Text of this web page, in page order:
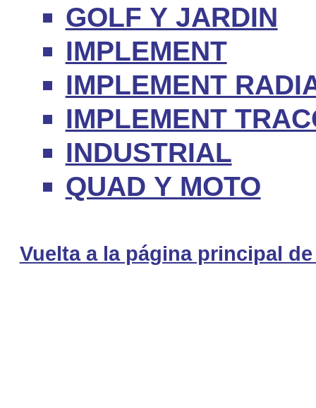
GOLF Y JARDIN
IMPLEMENT
IMPLEMENT
IMPLEMENT
INDUSTRIAL
QUAD Y MOTO
Vuelta a la página principal